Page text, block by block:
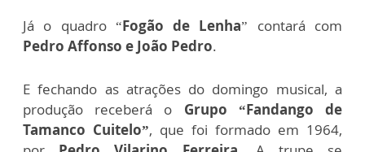
Já o quadro “Fogão de Lenha” contará com
Pedro Affonso e João Pedro.
E fechando as atrações do domingo musical, a
produção receberá o Grupo “Fandango de
Tamanco Cuitelo”, que foi formado em 1964,